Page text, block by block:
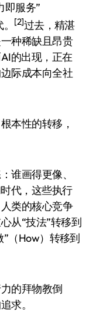
即服务”
[2]过去，精湛
种稀缺且昂贵
的出现，正在
际成本向全社
本性的转移，
谁画得更像、
代，这些执行
类的核心竞争
从“技法”转移到
”（How）转移到
的拜物教倒
求。